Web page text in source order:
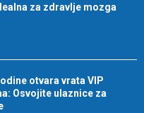
za zdravlje mozga
otvara vrata VIP
Osvojite ulaznice za